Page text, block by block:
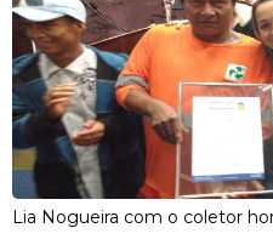
Lia Nogueira com o coletor